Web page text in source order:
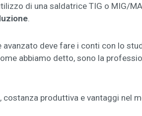
di una saldatrice TIG o MIG/
deve fare i conti con lo
abbiamo detto, sono la
produttiva e vantaggi nel